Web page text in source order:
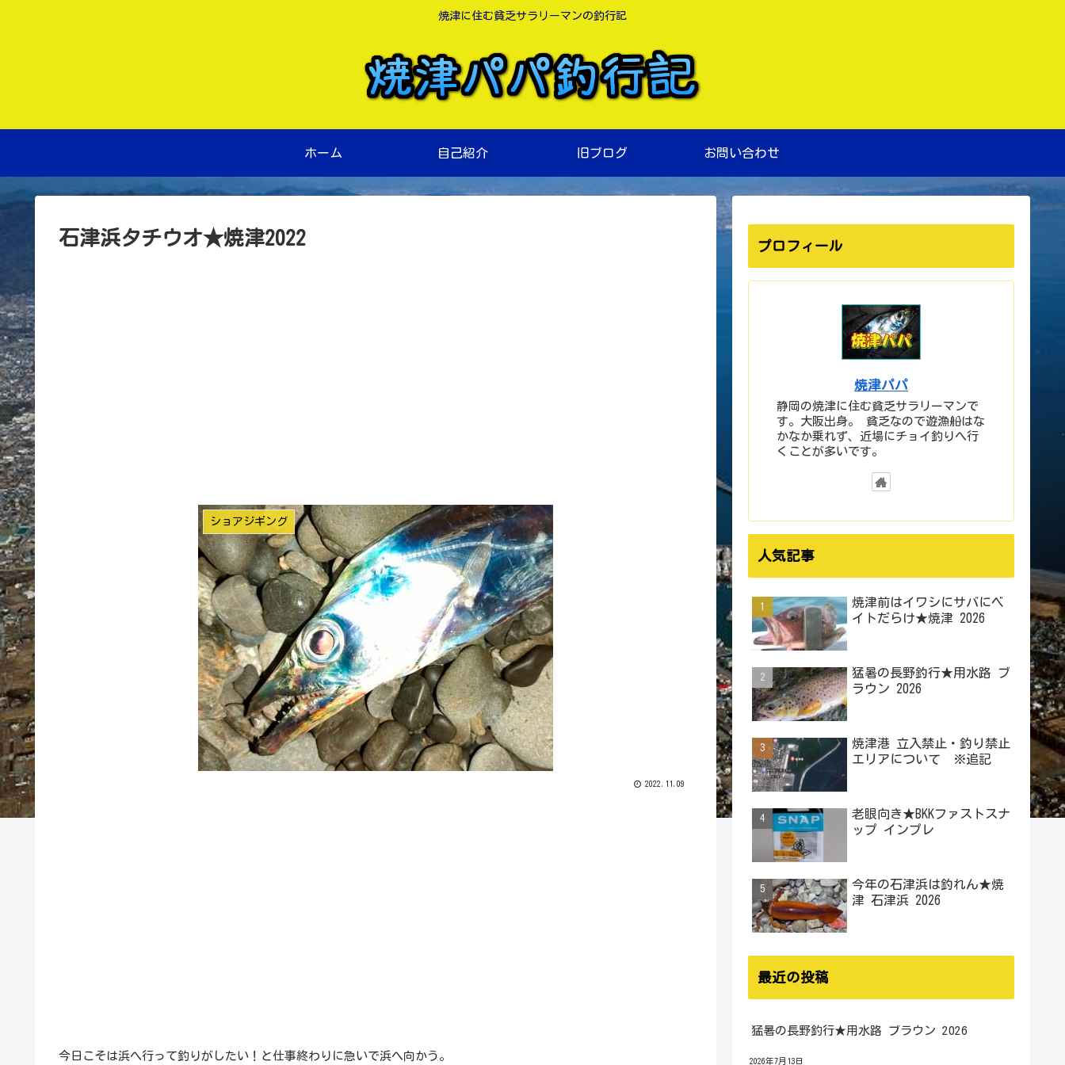
焼津に住む貧乏サラリーマンの釣行記
ホーム 自己紹介 旧ブログ お問い合わせ
石津浜タチウオ★焼津2022
ショアジギング
2022.11.09
今日こそは浜へ行って釣りがしたい！と仕事終わりに急いで浜へ向かう。
プロフィール
焼津パパ
静岡の焼津に住む貧乏サラリーマンで
す。大阪出身。 貧乏なので遊漁船はな
かなか乗れず、近場にチョイ釣りへ行
くことが多いです。
人気記事
焼津前はイワシにサバにベ
イトだらけ★焼津 2026
猛暑の長野釣行★用水路 ブ
ラウン 2026
焼津港 立入禁止・釣り禁止
エリアについて ※追記
老眼向き★BKKファストスナ
ップ インプレ
今年の石津浜は釣れん★焼
津 石津浜 2026
最近の投稿
猛暑の長野釣行★用水路 ブラウン 2026
2026年7月13日